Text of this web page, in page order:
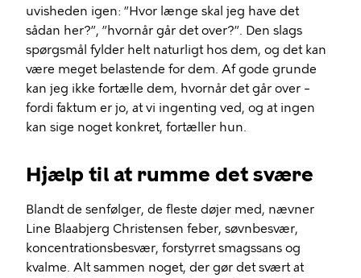
uvisheden igen: ”Hvor længe skal jeg have det
sådan her?”, ”hvornår går det over?”. Den slags
spørgsmål fylder helt naturligt hos dem, og det kan
være meget belastende for dem. Af gode grunde
kan jeg ikke fortælle dem, hvornår det går over –
fordi faktum er jo, at vi ingenting ved, og at ingen
kan sige noget konkret, fortæller hun.
Hjælp til at rumme det svære
Blandt de senfølger, de fleste døjer med, nævner
Line Blaabjerg Christensen feber, søvnbesvær,
koncentrationsbesvær, forstyrret smagssans og
kvalme. Alt sammen noget, der gør det svært at